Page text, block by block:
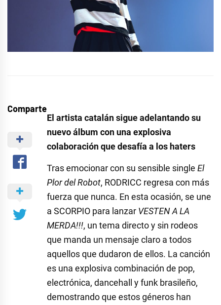
Comparte
El artista catalán sigue adelantando su
nuevo álbum con una explosiva
colaboración que desafía a los haters
Tras emocionar con su sensible single El
Plor del Robot, RODRICC regresa con más
fuerza que nunca. En esta ocasión, se une
a SCORPIO para lanzar VESTEN A LA
MERDA!!!, un tema directo y sin rodeos
que manda un mensaje claro a todos
aquellos que dudaron de ellos. La canción
es una explosiva combinación de pop,
electrónica, dancehall y funk brasileño,
demostrando que estos géneros han